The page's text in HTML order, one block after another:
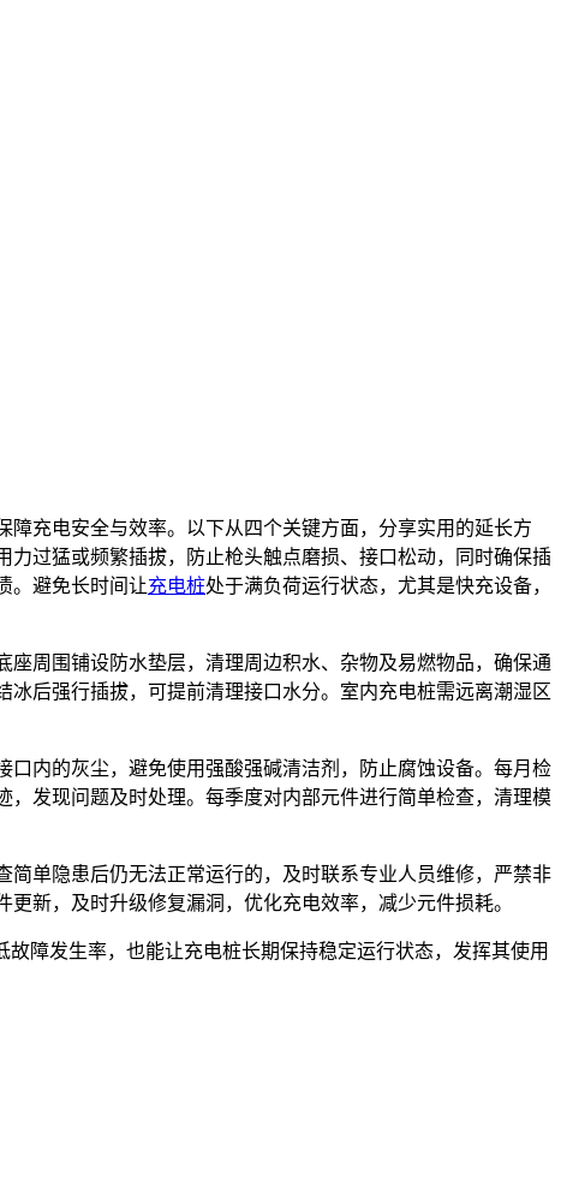
充电安全与效率。以下从四个关键方面，分享实用的延长方
过猛或频繁插拔，防止枪头触点磨损、接口松动，同时确保插
。避免长时间让充电桩处于满负荷运行状态，尤其是快充设备，
周围铺设防水垫层，清理周边积水、杂物及易燃物品，确保通
后强行插拔，可提前清理接口水分。室内充电桩需远离潮湿区
内的灰尘，避免使用强酸强碱清洁剂，防止腐蚀设备。每月检
发现问题及时处理。每季度对内部元件进行简单检查，清理模
单隐患后仍无法正常运行的，及时联系专业人员维修，严禁非
新，及时升级修复漏洞，优化充电效率，减少元件损耗。
障发生率，也能让充电桩长期保持稳定运行状态，发挥其使用